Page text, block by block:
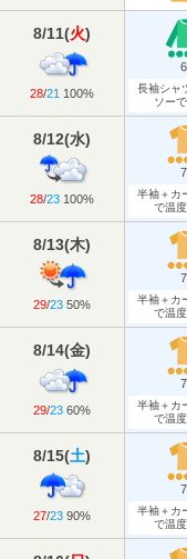
8/11(火)
28/21 100%
長袖シャ
ソー
8/12(水)
28/23 100%
半袖＋カ
で温
8/13(木)
29/23 50%
半袖＋カ
で温
8/14(金)
29/23 60%
半袖＋カ
で温
8/15(土)
27/23 90%
半袖＋カ
で温